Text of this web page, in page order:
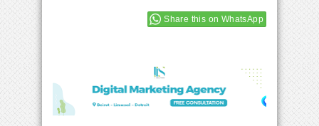
Share this on WhatsApp